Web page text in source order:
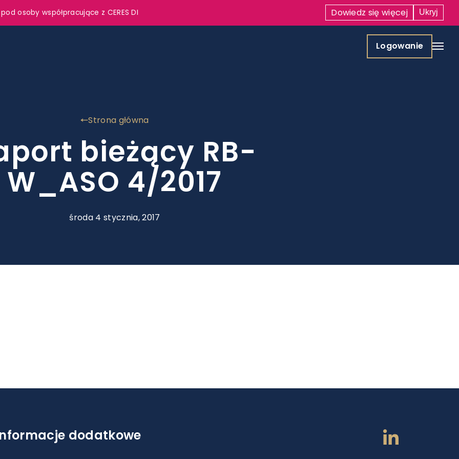
osoby współpracujące z CERES DI Dowiedz się więcej Ukryj
Logowanie
Strona główna
bieżący RB-
W_ASO 4/2017
środa 4 stycznia, 2017
dodatkowe